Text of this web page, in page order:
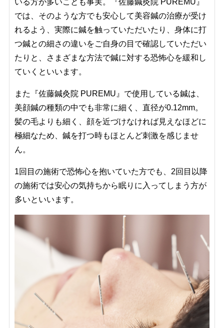
いる方が多いことも事実。『佐藤鍼灸院 PUREMU』
では、そのような方でも安心して美容鍼の治療が受け
れるよう、実際に鍼を触っていただいたり、身体に打
つ鍼との細さの違いをご自身の目で確認していただい
たりと、さまざまな方法で鍼に対する恐怖心を緩和し
ていくといいます。
また『佐藤鍼灸院 PUREMU』で使用している鍼は、
美顔鍼の種類の中でも非常に細く、直径が0.12mm。
髪の毛よりも細く、顔を近づけなければ見えなほどに
極細なため、鍼を打つ時もほとんど刺激を感じませ
ん。
1回目の施術で恐怖心を抱いていた方でも、2回目以降
の施術では安心の気持ちから眠りに入ってしまう方が
多いといいます。